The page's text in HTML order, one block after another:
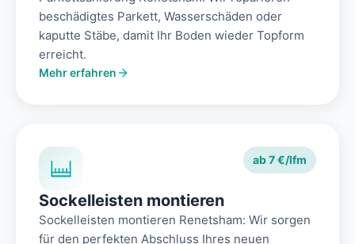
beschädigtes Parkett, Wasserschäden oder
kaputte Stäbe, damit Ihr Boden wieder Topform
erreicht.
Mehr erfahren
ab 7 €/lfm
Sockelleisten montieren
Sockelleisten montieren Renetsham: Wir sorgen
für den perfekten Abschluss Ihres neuen